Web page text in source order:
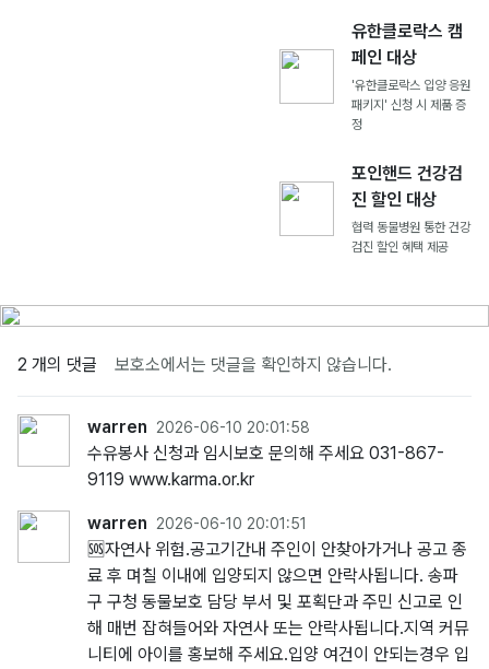
유한클로락스 캠
페인 대상
'유한클로락스 입양 응원
패키지' 신청 시 제품 증
정
포인핸드 건강검
진 할인 대상
협력 동물병원 통한 건강
검진 할인 혜택 제공
2 개의 댓글 보호소에서는 댓글을 확인하지 않습니다.
warren 2026-06-10 20:01:58
수유봉사 신청과 임시보호 문의해 주세요 031-867-
9119 www.karma.or.kr
warren 2026-06-10 20:01:51
🆘️자연사 위험.공고기간내 주인이 안찾아가거나 공고 종
료 후 며칠 이내에 입양되지 않으면 안락사됩니다. 송파
구 구청 동물보호 담당 부서 및 포획단과 주민 신고로 인
해 매번 잡혀들어와 자연사 또는 안락사됩니다.지역 커뮤
니티에 아이를 홍보해 주세요.입양 여건이 안되는경우 입